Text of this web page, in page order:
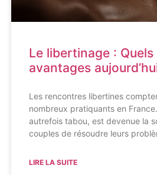
Le libertinage :
avantages
Les rencontres libertines
nombreux pratiquants en
autrefois tabou, est devenue la
couples de résoudre leurs
LIRE LA SUITE